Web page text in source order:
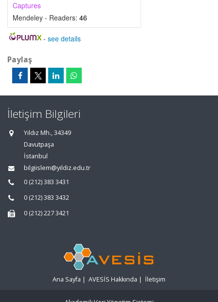
Captures
Mendeley - Readers: 46
- see details
Paylaş
İletişim Bilgileri
Yıldız Mh., 34349
Davutpaşa
İstanbul
bilgiislem@yildiz.edu.tr
0 (212) 383 3431
0 (212) 383 3432
0 (212) 227 3421
Ana Sayfa | AVESİS Hakkında | İletişim